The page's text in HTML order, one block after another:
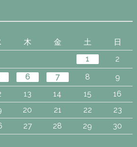
木 金 土
日
1
2
6 7 8
9
13 14 15
16
20 21 22
23
27 28 29
30